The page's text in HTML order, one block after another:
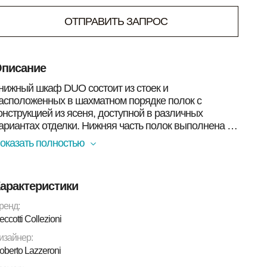
ОТПРАВИТЬ ЗАПРОС
шкаф DUO состоит из стоек и
в шахматном порядке полок с
из ясеня, доступной в различных
отделки. Нижняя часть полок выполнена из
из тополя, шпонированной ясенем, с той же
для еще более элегантного эффекта.
шкаф DUO доступен с четырьмя или двумя
Металлические детали с отделкой под
придают общему дизайну дополнительный
класса и изысканности.
полностью
Collezioni
Lazzeroni